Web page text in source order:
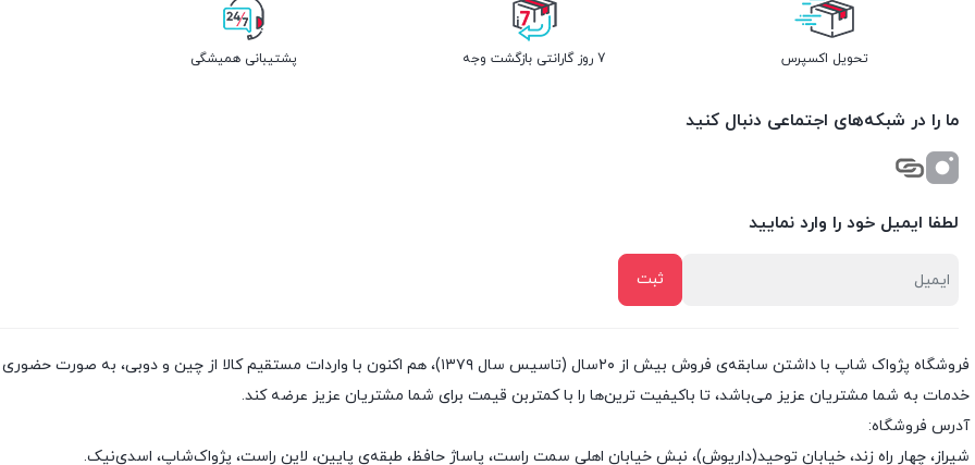
تحویل اکسپرس 7 روز گارانتی بازگشت وجه پشتیبانی همیشگی
ما را در شبکه‌های اجتماعی دنبال کنید
لطفا ایمیل خود را وارد نمایید
فروشگاه پژواک شاپ با داشتن سابقه‌ی فروش بیش از ۲۰سال (تاسیس سال ۱۳۷۹)، هم اکنون با واردات
خدمات به شما مشتریان عزیز می‌باشد، تا باکیفیت ترین‌ها را با کمتربن قیمت برای شما مشتریان عزیز عرضه کند.
آدرس فروشگاه:
شیراز، چهار راه زند، خیابان توحید(داریوش)، نبش خیابان اهلی سمت راست، پاساژ حافظ، طبقه‌ی پایین، لاین راست، پژواک‌شاپ، اسدی‌نیک.